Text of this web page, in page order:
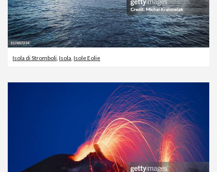
Isola di Stromboli, Isola, Isole Eolie